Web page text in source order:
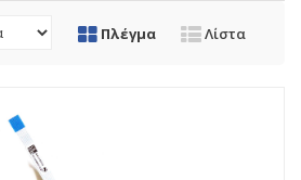
Πλέγμα Λίστα